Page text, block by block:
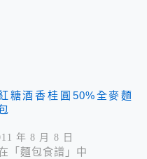
糖酒香桂圓50%全麥麵
年 8 月 8 日
「麵包食譜」中